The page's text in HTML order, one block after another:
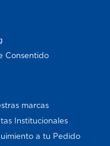
Consentido
marcas
Institucionales
a tu Pedido